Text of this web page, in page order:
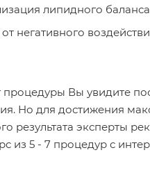
липидного
негативного
Вы увидите
Но для достижения
результата эксперты
из 5 - 7 процедур с